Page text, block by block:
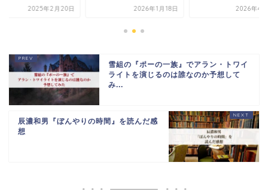
2025年2月20日 2026年1月18日 2026年4
雪組の『ポーの一族』でアラン・トワイ
ライトを演じるのは誰なのか予想して
み...
辰濃和男『ぼんやりの時間』を読んだ感
想